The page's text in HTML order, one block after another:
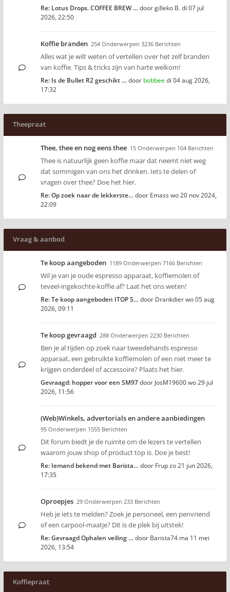
Re: Lotus Drops. COFFEE BREW … doorgilleko B.di 07 jul
2026, 22:50
Koffie branden 254 Onderwerpen 3236 Berichten
Alles wat je wilt weten of vertellen over het zelf branden
van koffie. Tips & tricks zijn van harte welkom!
Re: Is de Bullet R2 geschikt … door bobbeedi 04 aug 2026,
17:32
Theepraat
Thee, thee en nog eens thee 15 Onderwerpen 104 Berichten
Thee is natuurlijk geen koffie maar dat neemt niet weg
dat sommigen van ons het drinken. Iets te delen of
vragen over thee? Doe het hier.
Re: Op zoek naar de lekkerste… door Emasswo 20 nov 2024,
22:09
Vraag & aanbod
Te koop aangeboden 1189 Onderwerpen 7166 Berichten
Wil je van je oude espresso apparaat, koffiemolen of
teveel-ingekochte-koffie af? Laat het ons weten!
Re: Te koop aangeboden ITOP S… door Drankdierwo 05 aug
2026, 09:11
Te koop gevraagd 288 Onderwerpen 2230 Berichten
Ben je al tijden op zoek naar tweedehands espresso
apparaat, een gebruikte koffiemolen of een niet meer te
krijgen onderdeel of accessoire? Plaats het hier.
Gevraagd: hopper voor een SM97door JosM19600wo 29 jul
2026, 11:56
(Web)Winkels, advertorials en andere aanbiedingen
95 Onderwerpen 1555 Berichten
Dit forum biedt je de ruimte om de lezers te vertellen
waarom jouw shop of product top is. Doe je best!
Re: Iemand bekend met Barista… door Frupzo 21 jun 2026,
17:35
Oproepjes 29 Onderwerpen 233 Berichten
Heb je iets te melden? Zoek je personeel, een penvriend
of een carpool-maatje? Dit is de plek bij uitstek!
Re: Gevraagd Ophalen veiling … door Barista74 ma 11 mei
2026, 13:54
Koffiepraat